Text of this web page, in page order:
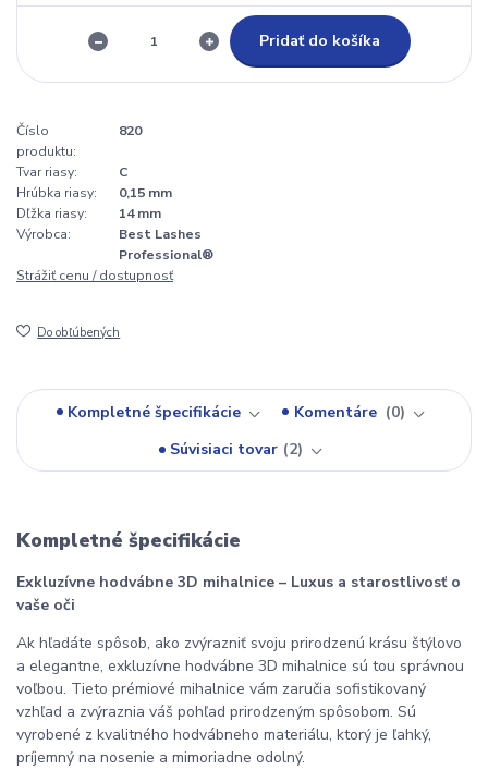
Pridať do košíka
Číslo
produktu:
820
Tvar riasy:
C
Hrúbka riasy:
0,15 mm
Dľžka riasy:
14 mm
Výrobca:
Best Lashes
Professional®
Strážiť cenu / dostupnosť
Do obľúbených
Kompletné špecifikácie Komentáre
0
Súvisiaci tovar 2
Kompletné špecifikácie
Exkluzívne hodvábne 3D mihalnice – Luxus a starostlivosť o
vaše oči
Ak hľadáte spôsob, ako zvýrazniť svoju prirodzenú krásu štýlovo
a elegantne, exkluzívne hodvábne 3D mihalnice sú tou správnou
voľbou. Tieto prémiové mihalnice vám zaručia sofistikovaný
vzhľad a zvýraznia váš pohľad prirodzeným spôsobom. Sú
vyrobené z kvalitného hodvábneho materiálu, ktorý je ľahký,
príjemný na nosenie a mimoriadne odolný.